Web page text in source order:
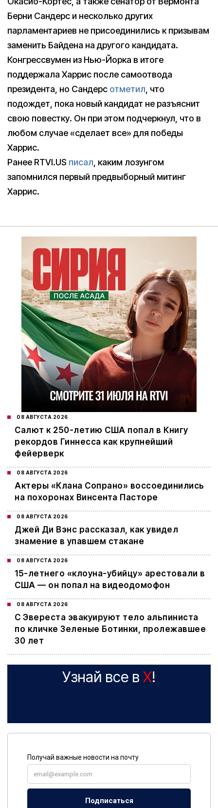
Берни Сандерс и несколько других
парламентариев не присоединились к призывам
заменить Байдена на другого кандидата.
Конгрессвумен из Нью-Йорка в итоге
поддержала Харрис после самоотвода
президента, но Сандерс отметил, что
подождет, пока новый кандидат не разъяснит
свою повестку. Он при этом подчеркнул, что в
любом случае «сделает все» для победы
Харрис.
Ранее RTVI.US писал, каким лозунгом
запомнился первый предвыборный митинг
Харрис.
08 АВГУСТА 2026
Салют к 250-летию США попал в Книгу
рекордов Гиннесса как крупнейший
фейерверк
08 АВГУСТА 2026
Актеры «Клана Сопрано» воссоединились
на похоронах Винсента Пасторе
08 АВГУСТА 2026
Джей Ди Вэнс рассказал, как увидел
знамение в упавшем стакане
08 АВГУСТА 2026
15-летнего «клоуна-убийцу» арестовали в
США — он попал на видеодомофон
08 АВГУСТА 2026
С Эвереста эвакуируют тело альпиниста
по кличке Зеленые Ботинки, пролежавшее
30 лет
Узнай все в X!